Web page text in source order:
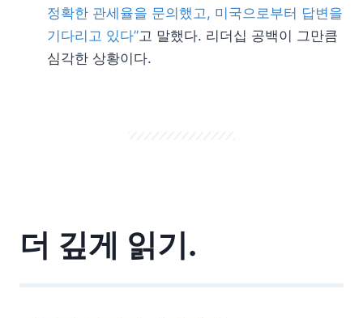
정확한 관세율을 문의했고, 미국으로부터 답변을
기다리고 있다”고 말했다. 리더십 공백이 그만큼
심각한 상황이다.
더 깊게 읽기.